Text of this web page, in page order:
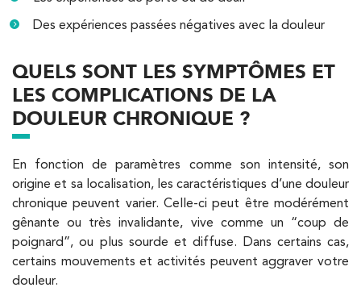
Des expériences passées négatives avec la douleur
QUELS SONT LES SYMPTÔMES ET
LES COMPLICATIONS DE LA
DOULEUR CHRONIQUE ?
En fonction de paramètres comme son intensité, son
origine et sa localisation, les caractéristiques d’une douleur
chronique peuvent varier. Celle-ci peut être modérément
gênante ou très invalidante, vive comme un “coup de
poignard”, ou plus sourde et diffuse. Dans certains cas,
certains mouvements et activités peuvent aggraver votre
douleur.
20 Rue de la Pépinière 75008 Paris
01 55 06 05 07
PRENEZ RDV SUR
PRENEZ RDV SUR
IK Vanves – 92
5 Rue Monge 92170 Vanves
5 Rue Monge 92170 Vanves
01 46 44 33 92